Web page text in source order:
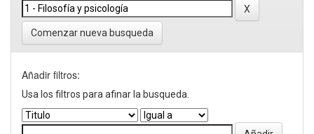
Comenzar nueva busqueda
Añadir filtros:
Usa los filtros para afinar la busqueda.